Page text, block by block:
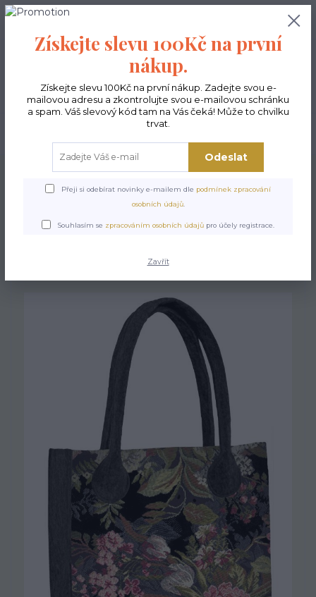
0,00 Kč
Kabelky ekologické Kabelky velké Kabelky City antracit
Kabelka City Antracit -
Získejte slevu 100Kč na první
nákup.
Získejte slevu 100Kč na první nákup. Zadejte svou e-
mailovou adresu a zkontrolujte svou e-mailovou schránku
a spam. Váš slevový kód tam na Vás čeká! Může to chvilku
trvat.
Odeslat
Přeji si odebírat novinky e-mailem dle podmínek zpracování
osobních údajů.
Souhlasím se zpracováním osobních údajů pro účely registrace.
Zavřít